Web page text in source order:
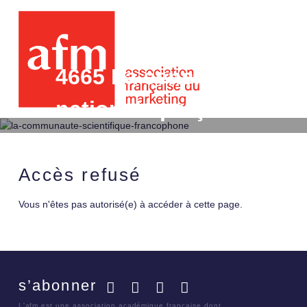
4665 La sensibilité du
nationale perçue des
de l'effet de l'image
produit
Accès refusé
Vous n'êtes pas autorisé(e) à accéder à cette page.
s’abonner
L'afm est une association académique française dont